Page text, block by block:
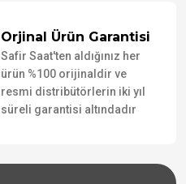
Orjinal Ürün Garantisi
Safir Saat'ten aldığınız her
ürün %100 orijinaldir ve
resmi distribütörlerin iki yıl
süreli garantisi altındadır